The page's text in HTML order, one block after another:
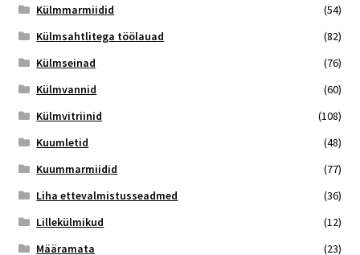
Külmmarmiidid
(54)
Külmsahtlitega töölauad
(82)
Külmseinad
(76)
Külmvannid
(60)
Külmvitriinid
(108)
Kuumletid
(48)
Kuummarmiidid
(77)
Liha ettevalmistusseadmed
(36)
Lillekülmikud
(12)
Määramata
(23)